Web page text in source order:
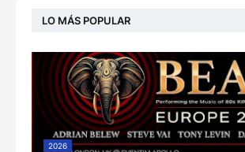
LO MÁS POPULAR
2026